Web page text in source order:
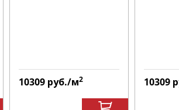
10309 руб./м2 10309